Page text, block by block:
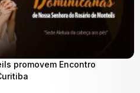
promovem Encontro